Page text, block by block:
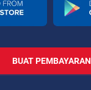
BUAT PEMBAYARAN